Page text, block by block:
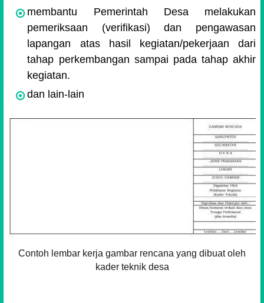
membantu Pemerintah Desa melakukan
pemeriksaan (verifikasi) dan pengawasan
lapangan atas hasil kegiatan/pekerjaan dari
tahap perkembangan sampai pada tahap akhir
kegiatan.
dan lain-lain
Contoh lembar kerja gambar rencana yang dibuat oleh
kader teknik desa